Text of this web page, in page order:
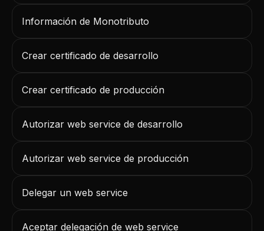
Información de Monotributo
Crear certificado de desarrollo
Crear certificado de producción
Autorizar web service de desarrollo
Autorizar web service de producción
Delegar un web service
Aceptar delegación de web service